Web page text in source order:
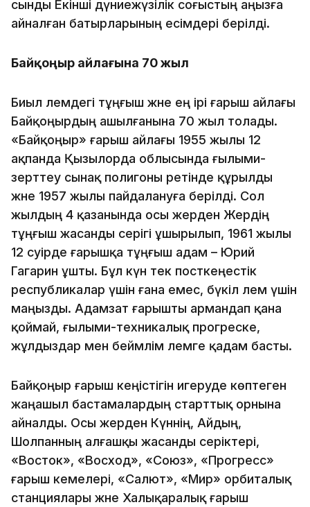
сынды Екінші дүниежүзілік соғыстың аңызға
айналған батырларының есімдері берілді.
Байқоңыр айлағына 70 жыл
Биыл әлемдегі тұңғыш және ең ірі ғарыш айлағы
Байқоңырдың ашылғанына 70 жыл толады.
«Байқоңыр» ғарыш айлағы 1955 жылы 12
ақпанда Қызылорда облысында ғылыми-
зерттеу сынақ полигоны ретінде құрылды
және 1957 жылы пайдалануға берілді. Сол
жылдың 4 қазанында осы жерден Жердің
тұңғыш жасанды серігі ұшырылып, 1961 жылы
12 сәуірде ғарышқа тұңғыш адам – Юрий
Гагарин ұшты. Бұл күн тек посткеңестік
республикалар үшін ғана емес, бүкіл әлем үшін
маңызды. Адамзат ғарышты армандап қана
қоймай, ғылыми-техникалық прогреске,
жұлдыздар мен беймәлім әлемге қадам басты.
Байқоңыр ғарыш кеңістігін игеруде көптеген
жаңашыл бастамалардың старттық орнына
айналды. Осы жерден Күннің, Айдың,
Шолпанның алғашқы жасанды серіктері,
«Восток», «Восход», «Союз», «Прогресс»
ғарыш кемелері, «Салют», «Мир» орбиталық
станциялары және Халықаралық ғарыш